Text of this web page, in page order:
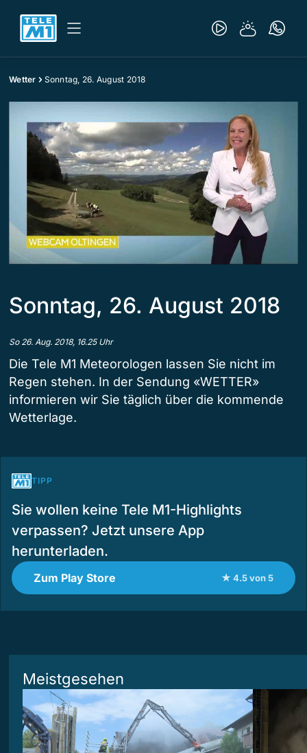
Wetter Sonntag, 26. August 2018
Sonntag, 26. August 2018
So 26. Aug. 2018, 16.25 Uhr
Die Tele M1 Meteorologen lassen Sie nicht im
Regen stehen. In der Sendung «WETTER»
informieren wir Sie täglich über die kommende
Wetterlage.
TIPP
Sie wollen keine Tele M1-Highlights
verpassen? Jetzt unsere App
herunterladen.
Zum Play Store ★ 4.5 von 5
Meistgesehen